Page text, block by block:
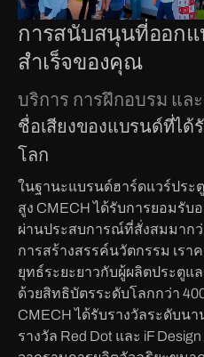
การสนับสนุนที่ออกแ
สำเร็จของคุณ
บริการ การฝึกอบรม แล
ชื่อเสียงของแบรนด์ที่ได้
โลก
ในฐานะแบรนด์ฮาร์ดแวร์ประ
สูง CMECH ได้รับการยอมรับ
ผ่านประสบการณ์ที่สั่งสมมาก
การสร้างสรรค์นวัตกรรม เรา
ยุทธ์ระยะยาวกับผู้ผลิตประตูแ
ด้วยสิทธิบัตรระดับโลกกว่า
CMECH ได้รับรางวัลระดับน
รางวัล Red Dot และ iF